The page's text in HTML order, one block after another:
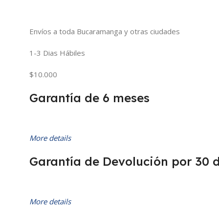
Envíos a toda Bucaramanga y otras ciudades
1-3 Dias Hábiles
$10.000
Garantía de 6 meses
More details
Garantía de Devolución por 30
More details